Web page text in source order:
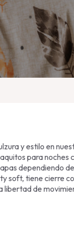
y estilo en
para noches
dependiendo
soft, tiene cierre
libertad de